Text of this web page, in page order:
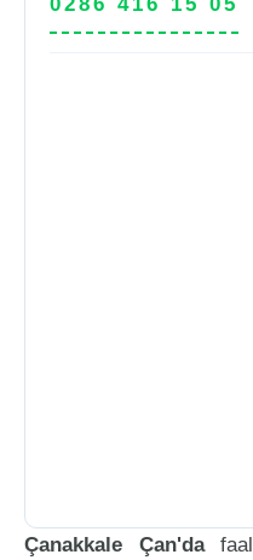
Çanakkale Çan'da